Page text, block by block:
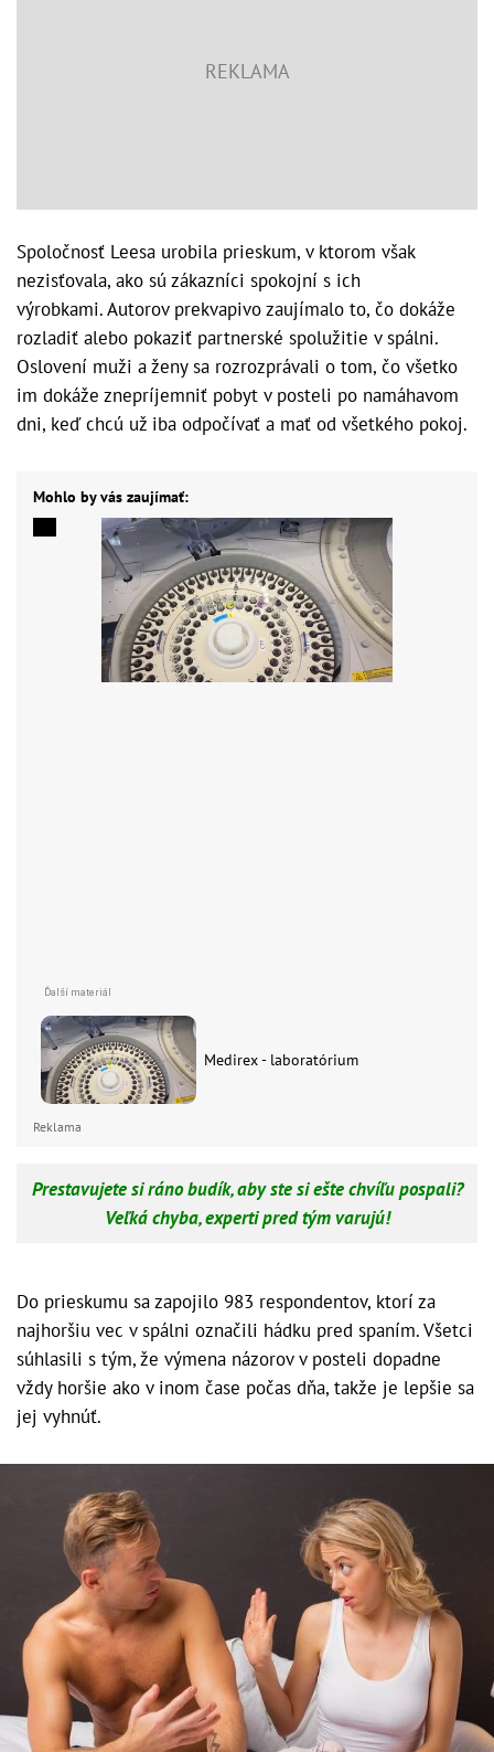
Spoločnosť Leesa urobila prieskum, v ktorom však
nezisťovala, ako sú zákazníci spokojní s ich
výrobkami. Autorov prekvapivo zaujímalo to, čo dokáže
rozladiť alebo pokaziť partnerské spolužitie v spálni.
Oslovení muži a ženy sa rozrozprávali o tom, čo všetko
im dokáže znepríjemniť pobyt v posteli po namáhavom
dni, keď chcú už iba odpočívať a mať od všetkého pokoj.
Mohlo by vás zaujímať:
Medirex - laboratórium
Reklama
Prestavujete si ráno budík, aby ste si ešte chvíľu pospali?
Veľká chyba, experti pred tým varujú!
Do prieskumu sa zapojilo 983 respondentov, ktorí za
najhoršiu vec v spálni označili hádku pred spaním. Všetci
súhlasili s tým, že výmena názorov v posteli dopadne
vždy horšie ako v inom čase počas dňa, takže je lepšie sa
jej vyhnúť.